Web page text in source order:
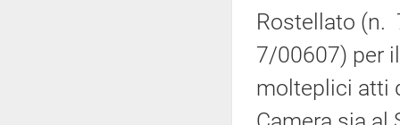
Rostellato (n.
7/00607) per
molteplici atti